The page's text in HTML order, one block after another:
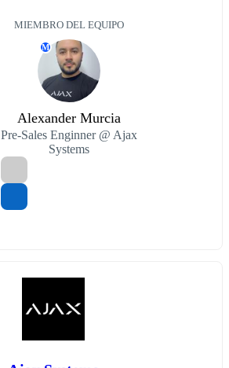
MIEMBRO DEL EQUIPO
M
Alexander Murcia
Pre-Sales Enginner @ Ajax
Systems